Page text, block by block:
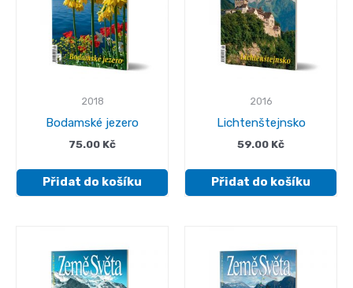
2018
Bodamské jezero
75.00 Kč
Přidat do košíku
2016
Lichtenštejnsko
59.00 Kč
Přidat do košíku